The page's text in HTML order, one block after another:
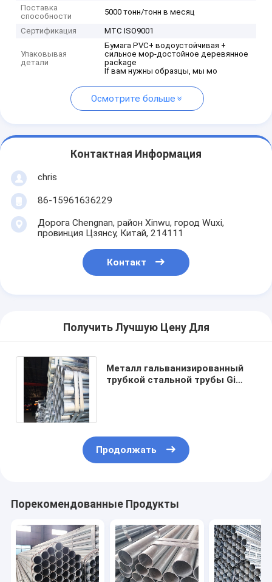
Поставка
способности
5000 тонн/тонн в месяц
Сертификация MTC ISO9001
Упаковывая
детали
Бумага PVC+ водоустойчивая +
сильное мор-достойное деревянное
package
If вам нужны образцы, мы мо
Осмотрите больше
Контактная Информация
chris
86-15961636229
Дорога Chengnan, район Xinwu, город Wuxi,
провинция Цзянсу, Китай, 214111
Контакт
Получить Лучшую Цену Для
Металл гальванизированный
трубкой стальной трубы Gi
Продолжать
Порекомендованные Продукты